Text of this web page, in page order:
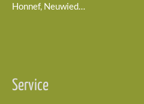
Honnef, Neuwied…
Service